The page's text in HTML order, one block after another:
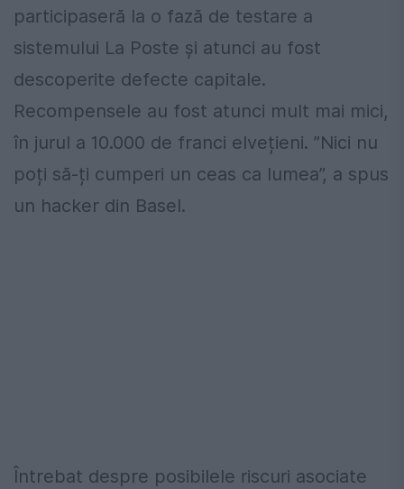
participaseră la o fază de testare a
sistemului La Poste și atunci au fost
descoperite defecte capitale.
Recompensele au fost atunci mult mai mici,
în jurul a 10.000 de franci elvețieni. ”Nici nu
poți să-ți cumperi un ceas ca lumea”, a spus
un hacker din Basel.
Întrebat despre posibilele riscuri asociate